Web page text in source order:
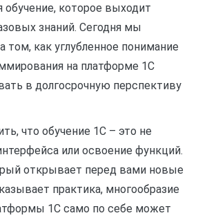
обучение, которое выходит
знаний. Сегодня мы
том, как углубленное понимание
на платформе 1С
в долгосрочную перспективу
что обучение 1С – это не
или освоение функций.
открывает перед вами новые
практика, многообразие
1С само по себе может